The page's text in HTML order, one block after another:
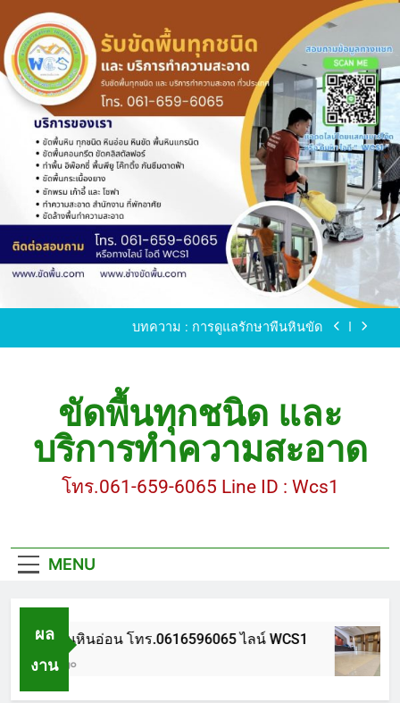
to
content
ขัดพื้นหินขัด อบต.แหลมบัวนครปฐม
ขัดพื้นหินอ่อน โทร.0616596065 ไลน์ WCS1
บทความ : การดูแลรักษาพื้นหินขัด
ขัดพื้นหินขัด อบต.แหลมบัวนครปฐม
ขัดพื้นหินอ่อน โทร.0616596065 ไลน์ WCS1
บทความ : การดูแลรักษาพื้นหินขัด
ขัดพื้นทุกชนิด และ
บริการทำความสะอาด
โทร.061-659-6065 Line ID : Wcs1
MENU
ผล
งาน
ขัดพื้นหินอ่อน โทร.0616596065 ไลน์ WCS1
1 ปี Ago